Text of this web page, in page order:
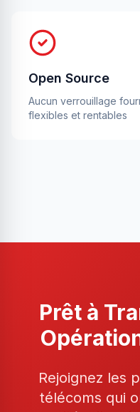
Open Source
Aucun verrouillage
flexibles et rentables
Prêt à
Rejoignez les
télécoms qui